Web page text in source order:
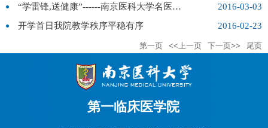
“学雷锋,送健康”------南京医科大学名医博士走进29中
2016-03-03
开学首日我院教学秩序平稳有序
2016-02-23
第一页 <<上一页 下一页>> 尾页